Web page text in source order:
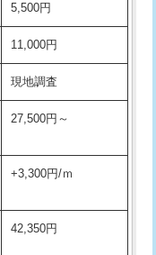
38,500円
22,000円
16,500円
現場見積
22,000円+材料費
16,500円
5,500円
11,000円
現地調査
27,500円～
+3,300円/ｍ
42,350円